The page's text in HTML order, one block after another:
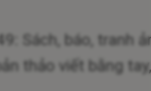
Sách, báo, tranh
thảo viết bằng